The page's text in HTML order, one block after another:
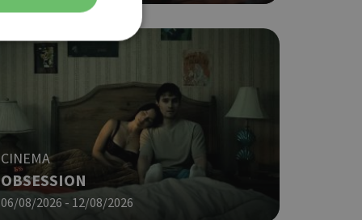
CINEMA
OBSESSION
06/08/2026 - 12/08/2026
λογαριασμού. Ο
Google